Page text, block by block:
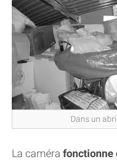
Dans un
La caméra fonctionne